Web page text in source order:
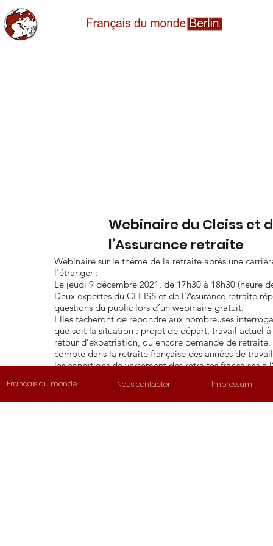
Webinaire sur le thème de la retraite après une
l’étranger :
Le jeudi 9 décembre 2021, de 17h30 à 18h30 (heure
Deux expertes du CLEISS et de l’Assurance retraite
questions du public lors d’un webinaire gratuit.
Elles tâcheront de répondre aux nombreuses
que soit la situation : projet de départ, travail actuel à
retour d’expatriation, ou encore demande de retraite,
compte dans la retraite française des années de
les conditions de versement des retraites françaises à
les démarches et les organismes concernés,…
Pour vous inscrire :https://www.subscribepage.com/
Webinaire du Cleiss et
l’Assurance retraite
Impressum
Nous contacter
Français du monde